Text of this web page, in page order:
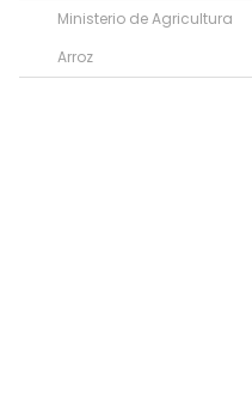
Ministerio de Agricultura
Arroz